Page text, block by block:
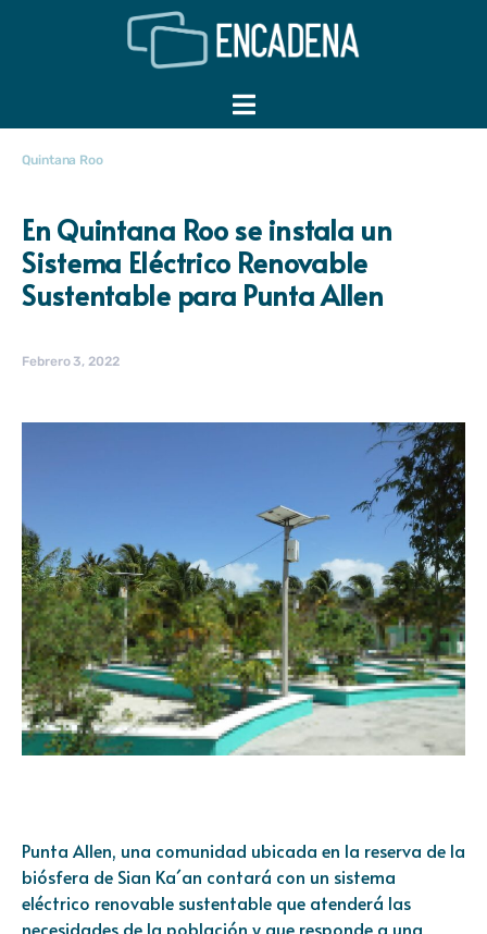
Quintana Roo
En Quintana Roo se instala un
Sistema Eléctrico Renovable
Sustentable para Punta Allen
Febrero 3, 2022
Punta Allen, una comunidad ubicada en la reserva de la
biósfera de Sian Ka´an contará con un sistema
eléctrico renovable sustentable que atenderá las
necesidades de la población y que responde a una